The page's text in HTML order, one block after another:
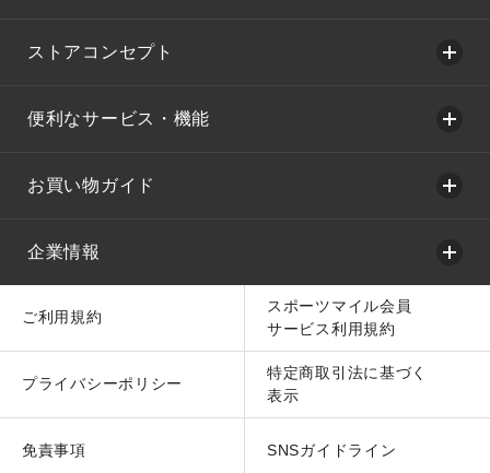
ストアコンセプト
便利なサービス・機能
お買い物ガイド
企業情報
ご利用規約
スポーツマイル会員
サービス利用規約
プライバシーポリシー
特定商取引法に基づく
表示
免責事項 SNSガイドライン